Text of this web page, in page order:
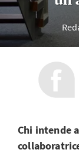
Chi intende